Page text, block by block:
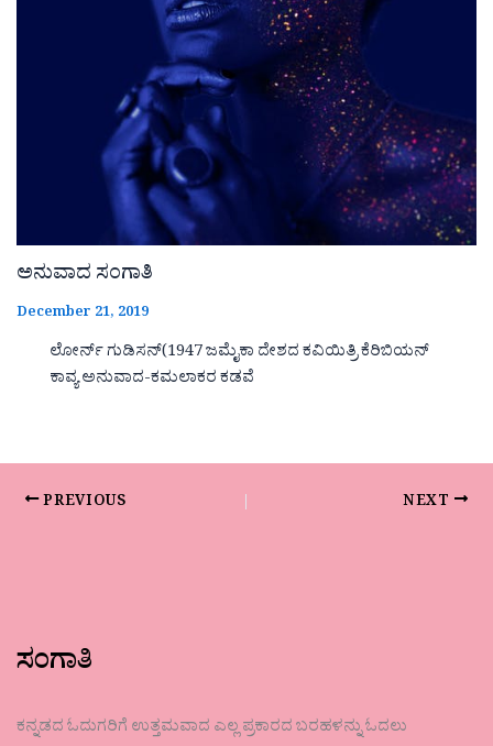
ಅನುವಾದ ಸಂಗಾತಿ
December 21, 2019
ಲೋರ್ನ್ ಗುಡಿಸನ್(1947 ಜಮೈಕಾ ದೇಶದ ಕವಿಯಿತ್ರಿ ಕೆರಿಬಿಯನ್
ಕಾವ್ಯ ಅನುವಾದ-ಕಮಲಾಕರ ಕಡವೆ
PREVIOUS NEXT
ಸಂಗಾತಿ
ಕನ್ನಡದ ಓದುಗರಿಗೆ ಉತ್ತಮವಾದ ಎಲ್ಲ ಪ್ರಕಾರದ ಬರಹಳನ್ನು ಓದಲು